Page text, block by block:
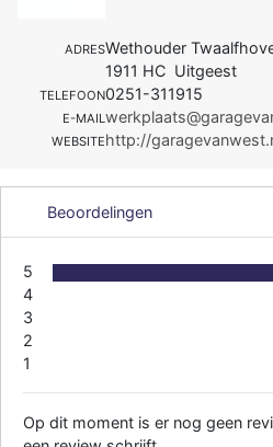
ADRESWethouder
1911 HC Uitgeest
TELEFOON0251-311915
E-MAIL
WEBSITEhttp://
Beoordelingen
5
4
3
2
1
Op dit moment is er nog geen